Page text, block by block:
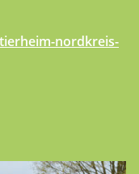
nordkreis-